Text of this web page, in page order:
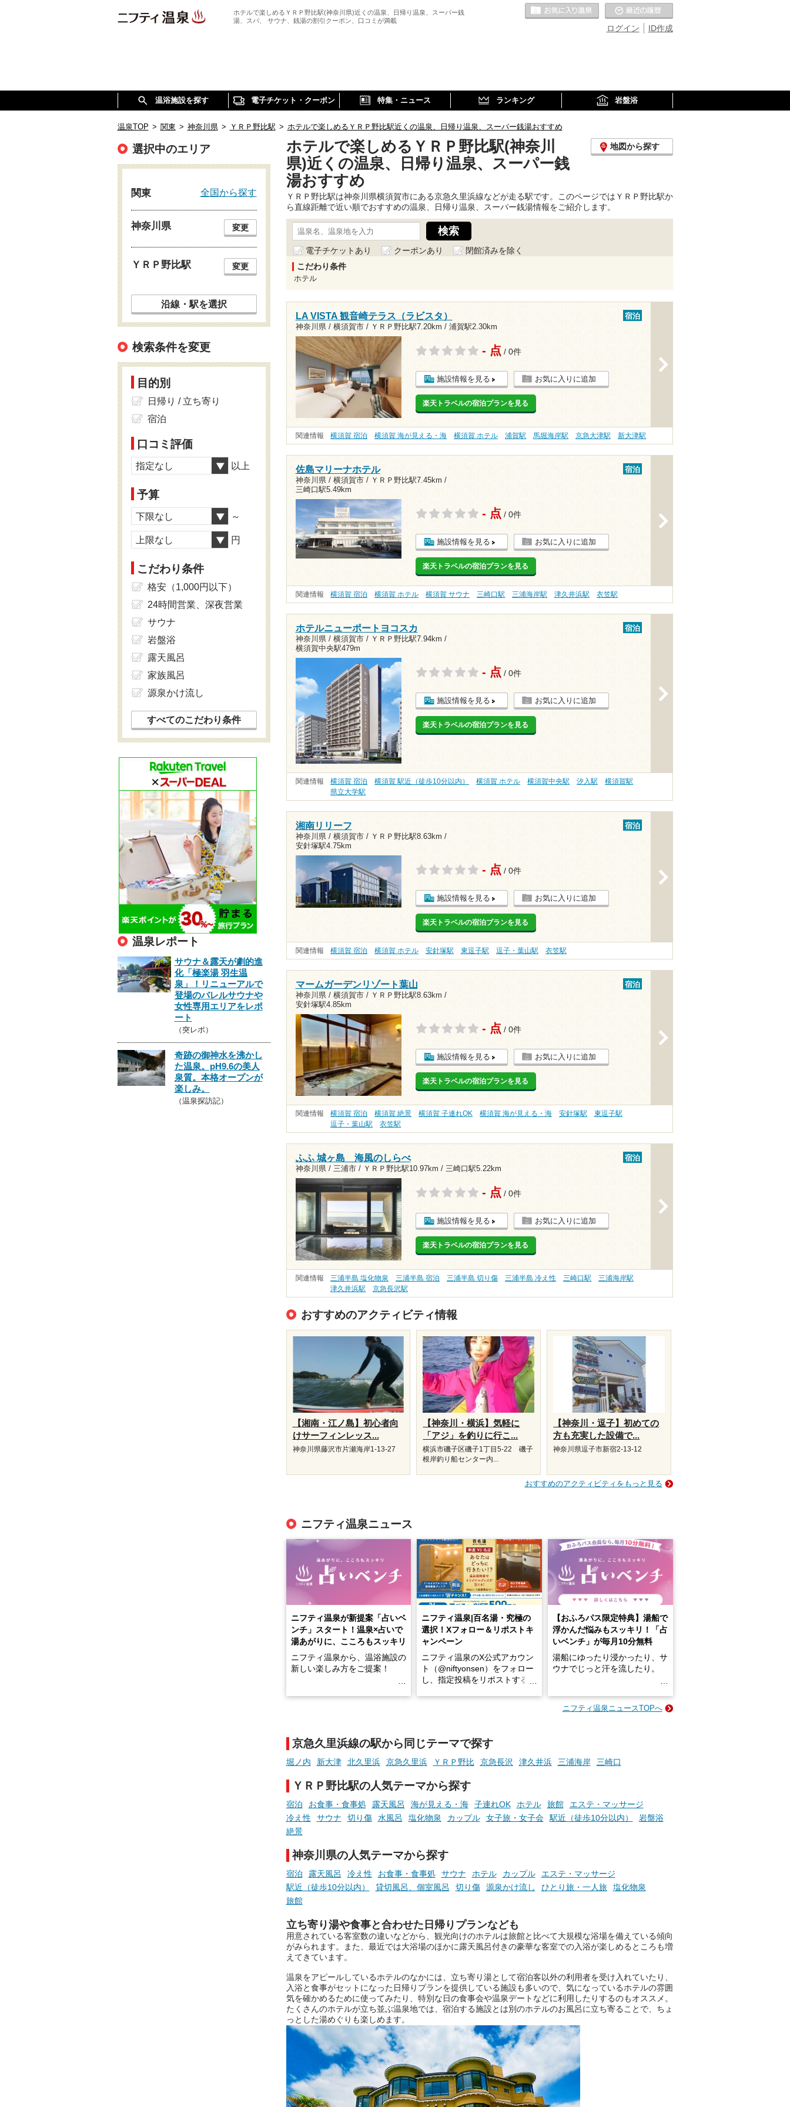
ホテルで楽しめるＹＲＰ野比駅(神奈川県)近くの温泉、日帰り温泉、スーパー銭
湯、スパ、 サウナ、銭湯の割引クーポン、口コミが満載
ID作成
ログイン
お気に入りの温泉
温浴施設を探す 電子チケット・クーポン 特集・ニュース ランキング 岩盤浴
温泉TOP > 関東 > 神奈川県 > ＹＲＰ野比駅 > ホテルで楽しめるＹＲＰ野比駅近くの温泉、日帰り温泉、スーパー銭湯おすすめ
ホテルで楽しめるＹＲＰ野比駅(神奈川
県)近くの温泉、日帰り温泉、スーパー銭
湯おすすめ
地図から探す
ＹＲＰ野比駅は神奈川県横須賀市にある京急久里浜線などが走る駅です。このページではＹＲＰ野比駅か
ら直線距離で近い順でおすすめの温泉、日帰り温泉、スーパー銭湯情報をご紹介します。
電子チケットあり クーポンあり
閉館済みを除く
こだわり条件
ホテル
LA VISTA 観音崎テラス（ラビスタ）
神奈川県 / 横須賀市 / ＹＲＰ野比駅7.20km / 浦賀駅2.30km
宿泊
- 点 / 0件
施設情報を見る お気に入りに追加
楽天トラベルの宿泊プランを見る
関連情報 横須賀 宿泊 横須賀 海が見える・海 横須賀 ホテル 浦賀駅 馬堀海岸駅 京急大津駅 新大津駅
佐島マリーナホテル
神奈川県 / 横須賀市 / ＹＲＰ野比駅7.45km /
三崎口駅5.49km
宿泊
- 点 / 0件
施設情報を見る お気に入りに追加
楽天トラベルの宿泊プランを見る
関連情報 横須賀 宿泊 横須賀 ホテル 横須賀 サウナ 三崎口駅 三浦海岸駅 津久井浜駅 衣笠駅
ホテルニューポートヨコスカ
神奈川県 / 横須賀市 / ＹＲＰ野比駅7.94km /
横須賀中央駅479m
宿泊
- 点 / 0件
施設情報を見る お気に入りに追加
楽天トラベルの宿泊プランを見る
関連情報 横須賀 宿泊 横須賀 駅近（徒歩10分以内） 横須賀 ホテル 横須賀中央駅 汐入駅
横須賀駅
県立大学駅
湘南リリーフ
神奈川県 / 横須賀市 / ＹＲＰ野比駅8.63km /
安針塚駅4.75km
宿泊
- 点 / 0件
施設情報を見る お気に入りに追加
楽天トラベルの宿泊プランを見る
関連情報 横須賀 宿泊 横須賀 ホテル 安針塚駅 東逗子駅 逗子・葉山駅 衣笠駅
マームガーデンリゾート葉山
神奈川県 / 横須賀市 / ＹＲＰ野比駅8.63km /
安針塚駅4.85km
宿泊
- 点 / 0件
施設情報を見る お気に入りに追加
楽天トラベルの宿泊プランを見る
関連情報 横須賀 宿泊 横須賀 絶景 横須賀 子連れOK 横須賀 海が見える・海 安針塚駅
東逗子駅
逗子・葉山駅
衣笠駅
ふふ 城ヶ島 海風のしらべ
神奈川県 / 三浦市 / ＹＲＰ野比駅10.97km / 三崎口駅5.22km
宿泊
- 点 / 0件
施設情報を見る お気に入りに追加
楽天トラベルの宿泊プランを見る
関連情報 三浦半島 塩化物泉 三浦半島 宿泊 三浦半島 切り傷 三浦半島 冷え性 三崎口駅
三浦海岸駅
津久井浜駅
京急長沢駅
おすすめのアクティビティ情報
【湘南・江ノ島】初心者向
けサーフィンレッス...
神奈川県藤沢市片瀬海岸1-13-27
【神奈川・横浜】気軽に
「アジ」を釣りに行こ...
横浜市磯子区磯子1丁目5-22 磯子
根岸釣り船センター内...
【神奈川・逗子】初めての
方も充実した設備で...
神奈川県逗子市新宿2-13-12
おすすめのアクティビティをもっと見る
ニフティ温泉ニュース
ニフティ温泉が新提案「占いベ
ンチ」スタート！温泉×占いで
湯あがりに、こころもスッキリ
ニフティ温泉から、温浴施設の
新しい楽しみ方をご提案！
手相やタロットなど気軽に楽し
める占いで、“ととのう”おふろ
時間を、もっと特別に。
ニフティ温泉|百名湯・究極の
選択！Xフォロー＆リポストキ
ャンペーン
ニフティ温泉のX公式アカウン
ト（@niftyonsen）をフォロー
し、指定投稿をリポストする
【おふろパス限定特典】湯船で
浮かんだ悩みもスッキリ！「占
いベンチ」が毎月10分無料
湯船にゆったり浸かったり、サ
ウナでじっと汗を流したり。
そんな「一人でぼんやり過ごす
でくることはありませんか？
お風呂でリラックスしているか
らこそ向き合える、大切な自分
の本音。
たら素敵ですよね。
きをプロの占い師に相談するこ
とができるサービスです。
おふろパス会員様なら、この特
別なひとときを「毎月10分無
料」でご利用いただけます。
お湯で体がほぐれたら、次は占
い師さんとお話しして、心もほ
ぐしてみませんか？
ニフティ温泉ニュースTOPへ
京急久里浜線の駅から同じテーマで探す
堀ノ内 新大津 北久里浜 京急久里浜 ＹＲＰ野比 京急長沢 津久井浜 三浦海岸 三崎口
ＹＲＰ野比駅の人気テーマから探す
宿泊 お食事・食事処 露天風呂 海が見える・海 子連れOK ホテル 旅館
エステ・マッサージ
冷え性
サウナ 切り傷 水風呂 塩化物泉 カップル 女子旅・女子会 駅近（徒歩10分以内）
岩盤浴
絶景
神奈川県の人気テーマから探す
宿泊 露天風呂 冷え性 お食事・食事処 サウナ ホテル カップル
エステ・マッサージ
駅近（徒歩10分以内）
貸切風呂、個室風呂 切り傷 源泉かけ流し ひとり旅・一人旅
塩化物泉
旅館
立ち寄り湯や食事と合わせた日帰りプランなども
用意されている客室数の違いなどから、観光向けのホテルは旅館と比べて大規模な浴場を備えている傾向
がみられます。また、最近では大浴場のほかに露天風呂付きの豪華な客室での入浴が楽しめるところも増
えてきています。
温泉をアピールしているホテルのなかには、立ち寄り湯として宿泊客以外の利用者を受け入れていたり、
入浴と食事がセットになった日帰りプランを提供している施設も多いので、気になっているホテルの雰囲
気を確かめるために使ってみたり、特別な日の食事会や温泉デートなどに利用したりするのもオススメ。
たくさんのホテルが立ち並ぶ温泉地では、宿泊する施設とは別のホテルのお風呂に立ち寄ることで、ちょ
っとした湯めぐりも楽しめます。
選択中のエリア
関東 全国から探す
神奈川県 変更
ＹＲＰ野比駅 変更
沿線・駅を選択
検索条件を変更
目的別
日帰り / 立ち寄り
宿泊
口コミ評価
指定なし 以上
予算
下限なし ～
上限なし 円
こだわり条件
格安（1,000円以下）
24時間営業、深夜営業
サウナ
岩盤浴
露天風呂
家族風呂
源泉かけ流し
すべてのこだわり条件
温泉レポート
サウナ＆露天が劇的進
化「極楽湯 羽生温
泉」！リニューアルで
登場のバレルサウナや
女性専用エリアをレポ
ート
（突レポ）
奇跡の御神水を沸かし
た温泉。pH9.6の美人
泉質。本格オープンが
楽しみ。
（温泉探訪記）